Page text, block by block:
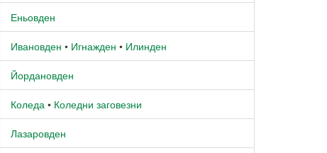
Еньовден
Ивановден • Игнажден • Илинден
Йордановден
Коледа • Коледни заговезни
Лазаровден